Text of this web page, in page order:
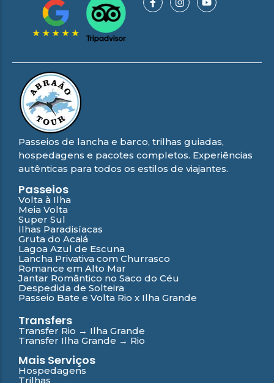
Passeios de lancha e barco, trilhas guiadas,
hospedagens e pacotes completos. Experiências
autênticas para todos os estilos de viajantes.
Passeios
Volta à Ilha
Meia Volta
Super Sul
Ilhas Paradisíacas
Gruta do Acaiá
Lagoa Azul de Escuna
Lancha Privativa com Churrasco
Romance em Alto Mar
Jantar Romântico no Saco do Céu
Despedida de Solteira
Passeio Bate e Volta Rio x Ilha Grande
Transfers
Transfer Rio → Ilha Grande
Transfer Ilha Grande → Rio
Mais Serviços
Hospedagens
Trilhas